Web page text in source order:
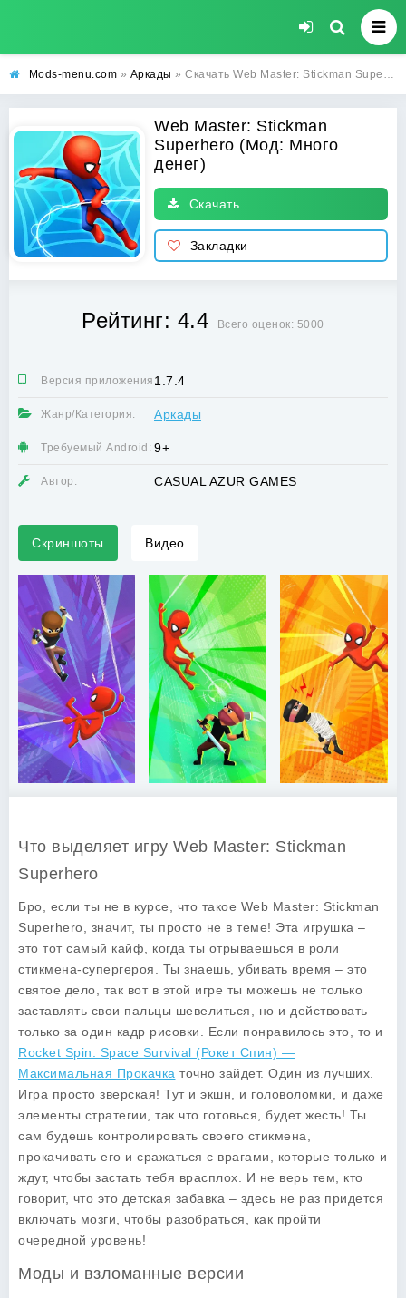
Mods-menu.com » Аркады » Скачать Web Master: Stickman Superhero Взлом (Много денег) на Андроид бесплатно
Web Master: Stickman
Superhero (Мод: Много
денег)
Скачать
Закладки
Рейтинг: 4.4 Всего оценок: 5000
Версия приложения:1.7.4
Жанр/Категория: Аркады
Требуемый Android: 9+
Автор: CASUAL AZUR GAMES
Скриншоты Видео
Что выделяет игру Web Master: Stickman
Superhero
Бро, если ты не в курсе, что такое Web Master: Stickman
Superhero, значит, ты просто не в теме! Эта игрушка –
это тот самый кайф, когда ты отрываешься в роли
стикмена-супергероя. Ты знаешь, убивать время – это
святое дело, так вот в этой игре ты можешь не только
заставлять свои пальцы шевелиться, но и действовать
только за один кадр рисовки. Если понравилось это, то и
Rocket Spin: Space Survival (Рокет Спин) —
Максимальная Прокачка точно зайдет. Один из лучших.
Игра просто зверская! Тут и экшн, и головоломки, и даже
элементы стратегии, так что готовься, будет жесть! Ты
сам будешь контролировать своего стикмена,
прокачивать его и сражаться с врагами, которые только и
ждут, чтобы застать тебя врасплох. И не верь тем, кто
говорит, что это детская забавка – здесь не раз придется
включать мозги, чтобы разобраться, как пройти
очередной уровень!
Моды и взломанные версии